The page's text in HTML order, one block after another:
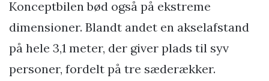
Konceptbilen bød også på ekstreme
dimensioner. Blandt andet en akselafstand
på hele 3,1 meter, der giver plads til syv
personer, fordelt på tre sæderækker.